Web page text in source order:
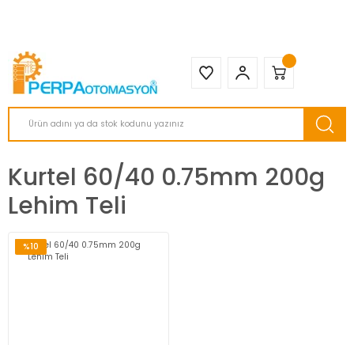
Kurtel 60/40 0.75mm 200g
Lehim Teli
%10